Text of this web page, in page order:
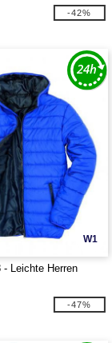
-42%
W1
- Leichte Herren
-47%